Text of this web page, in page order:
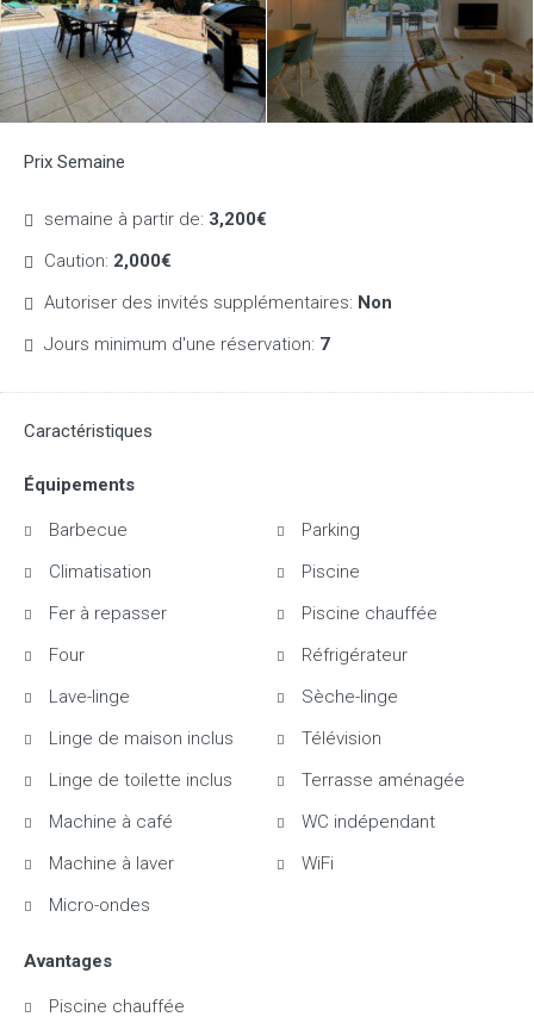
Prix Semaine
semaine à partir de: 3,200€
Caution: 2,000€
Autoriser des invités supplémentaires: Non
Jours minimum d'une réservation: 7
Caractéristiques
Équipements
Barbecue
Climatisation
Fer à repasser
Four
Lave-linge
Linge de maison inclus
Linge de toilette inclus
Machine à café
Machine à laver
Micro-ondes
Parking
Piscine
Piscine chauffée
Réfrigérateur
Sèche-linge
Télévision
Terrasse aménagée
WC indépendant
WiFi
Avantages
Piscine chauffée